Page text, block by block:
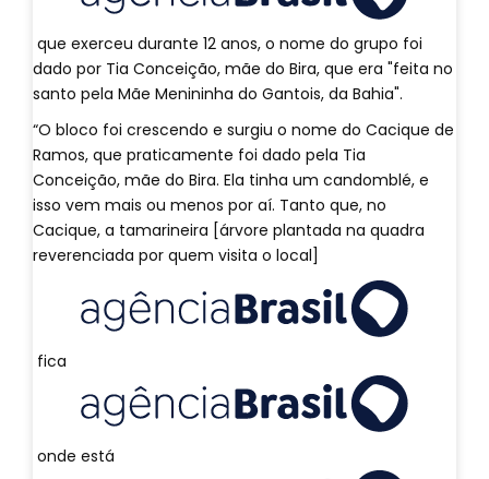
que exerceu durante 12 anos, o nome do grupo foi
dado por Tia Conceição, mãe do Bira, que era "feita no
santo pela Mãe Menininha do Gantois, da Bahia".
“O bloco foi crescendo e surgiu o nome do Cacique de
Ramos, que praticamente foi dado pela Tia
Conceição, mãe do Bira. Ela tinha um candomblé, e
isso vem mais ou menos por aí. Tanto que, no
Cacique, a tamarineira [árvore plantada na quadra
reverenciada por quem visita o local]
fica
onde está